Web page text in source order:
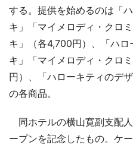
する。提供を始めるのは「
キ」「マイメロディ・クロ
キ」（各4,700円）、「ハ
キ」「マイメロディ・クロ
円）、「ハローキティのデ
の各商品。
同ホテルの横山寛副支配
ープンを記念したもの。ケ